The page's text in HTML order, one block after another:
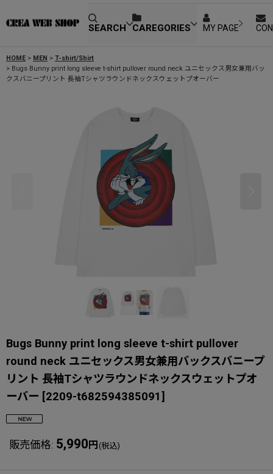
SEARCH CAREGORIES MY PAGE
HOME > MEN > T-shirt/Shirt
> Bugs Bunny print long sleeve t-shirt pullover round neck ユニセックス男女兼用バッ
クスバニープリント 長袖Tシャツラウンドネックスウェットプオーバー
Bugs Bunny print long sleeve t-shirt pullover
round neck ユニセックス男女兼用バックスバニープ
リント 長袖Tシャツラウンドネックスウェットプオ
ーバー [2209-t682594385091]
販売価格: 5,990 円 (税込)